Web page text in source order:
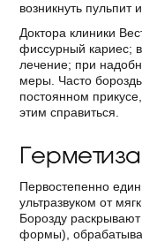
возникнуть пульпит
Доктора клиники
фиссурный кариес;
лечение; при
меры. Часто
постоянном
этим справиться.
Первостепенно
ультразвуком от
Борозду
формы),